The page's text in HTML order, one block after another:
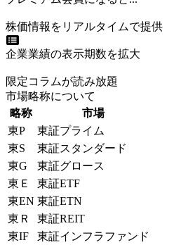
株価情報をリアルタイムで提供
企業業績の表示期数を拡大
限定コラムが読み放題
市場略称について
略称
市場
東P
東証プライム
東S
東証スタンダード
東G
東証グロース
東Ｅ
東証ETF
東EN 東証ETN
東Ｒ
東証REIT
東IF
東証インフラファンド